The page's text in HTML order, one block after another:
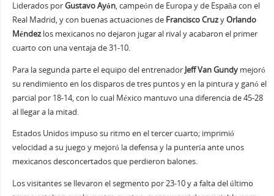
Liderados porGustavo Ayón, campeón de Europa y de España con el
Real Madrid, y con buenas actuaciones deFrancisco CruzyOrlando
Méndezlos mexicanos no dejaron jugar al rival y acabaron el primer
cuarto con una ventaja de 31-10.
Para la segunda parte el equipo del entrenador Jeff Van Gundy mejoró
su rendimiento en los disparos de tres puntos y en la pintura y ganó el
parcial por 18-14, con lo cual México mantuvo una diferencia de 45-28
al llegar a la mitad.
Estados Unidos impuso su ritmo en el tercer cuarto; imprimió
velocidad a su juego y mejoró la defensa y la puntería ante unos
mexicanos desconcertados que perdieron balones.
Los visitantes se llevaron el segmento por 23-10 y a falta del último